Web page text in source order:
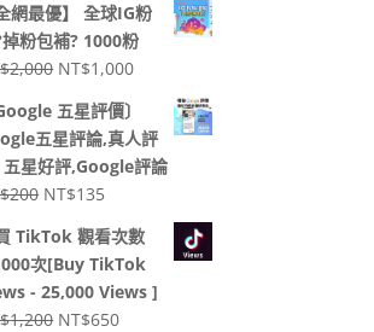
價
格：
NT$8,000。
價
格：
全網最優】 全球IG粉
粉包補? 1000粉
2,000 原
價
格：
NT$2,000。
NT$1,000目
格：
NT$1,000。
五星評價〕
五星評論,真人評
星好評,Google評論
200 原
價
格：
NT$200。
NT$135目
價
格：
NT$135。
TikTok 觀看次數
次[Buy TikTok
- 25,000 Views ]
1,200 原
NT$650目